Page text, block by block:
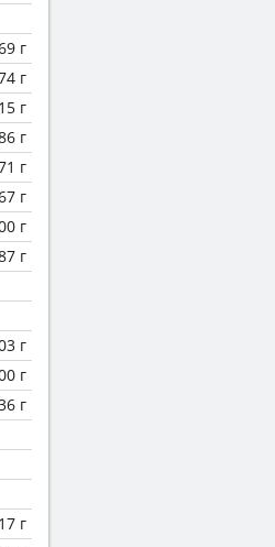
г
г
г
г
г
г
г
г
г
г
г
г